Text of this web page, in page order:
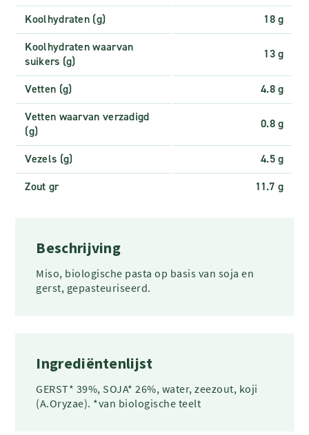
Koolhydraten (g)
18 g
Koolhydraten waarvan
suikers (g)
13 g
Vetten (g)
4.8 g
Vetten waarvan verzadigd
(g)
0.8 g
Vezels (g)
4.5 g
Zout gr
11.7 g
Beschrijving
Miso, biologische pasta op basis van soja en
gerst, gepasteuriseerd.
Ingrediëntenlijst
GERST* 39%, SOJA* 26%, water, zeezout, koji
(A.Oryzae). *van biologische teelt